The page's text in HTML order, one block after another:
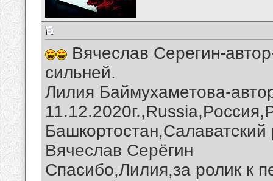
Вячеслав Серегин-
сильней.
Лилия Баймухаметова-
Вячеслав Серёгин
Спасибо,Лилия,за ролик к